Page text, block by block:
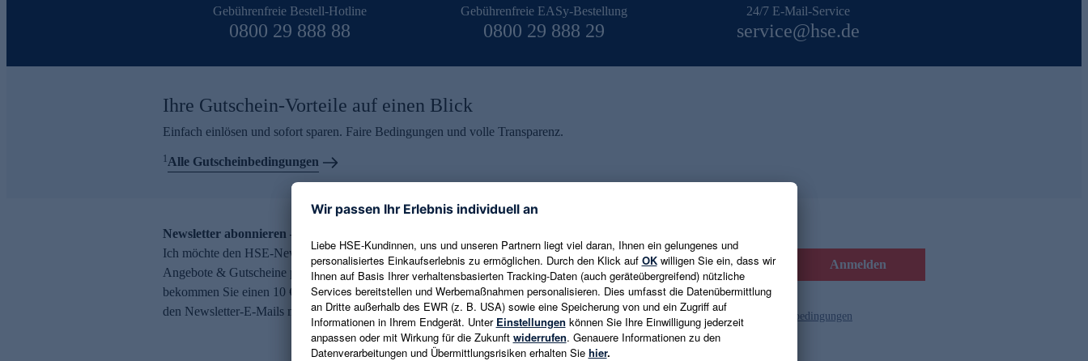
Gebührenfreie Bestell-Hotline
0800 29 888 88
Gebührenfreie EASy-Bestellung
0800 29 888 29
24/7 E-Mail-Service
service@hse.de
Ihre Gutschein-Vorteile auf einen Blick
Einfach einlösen und sofort sparen. Faire Bedingungen und volle Transparenz.
1Alle Gutscheinbedingungen
Newsletter abonnieren – 10 € Gutschein erhalten
Ich möchte den HSE-Newsletter abonnieren und aktuelle Trends,
Angebote & Gutscheine per E-Mail erhalten. Als Dankeschön
bekommen Sie einen 10 € Gutschein. Eine Abmeldung ist jederzeit in
den Newsletter-E-Mails möglich.
E-Mail-Adresse eingeben Anmelden
Es gelten die Datenschutzrichtlinien und die Gutscheinbedingungen